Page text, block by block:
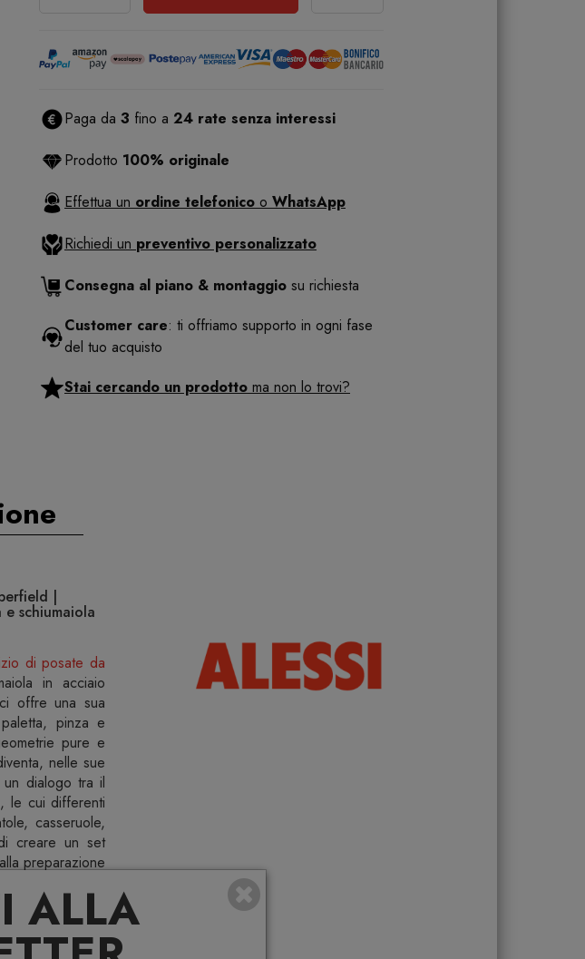
ALLA
Paga da 3 fino a 24 rate senza interessi
Prodotto 100% originale
Effettua un ordine telefonico o WhatsApp
Richiedi un preventivo personalizzato
Consegna al piano & montaggio su richiesta
Customer care: ti offriamo supporto in ogni fase
del tuo acquisto
Stai cercando un prodotto ma non lo trovi?
|
schiumaiola
di posate da
in acciaio
offre una sua
pinza e
pure e
nelle sue
dialogo tra il
le cui differenti
casseruole,
creare un set
preparazione
si è potuto
e
adatta alla
in quanto atto